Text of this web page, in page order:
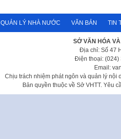
QUẢN LÝ NHÀ NƯỚC VĂN BẢN TIN
SỞ VĂN HÓA
Địa chỉ: Số 47
Điện thoại: (024)
Email:
Chịu trách nhiệm phát ngôn và quản lý nội
Bản quyền thuộc về Sở VHTT. Yêu